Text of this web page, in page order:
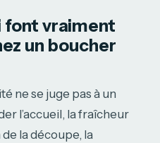
font vraiment
un boucher
ne se juge pas à un
l’accueil, la fraîcheur
la découpe, la